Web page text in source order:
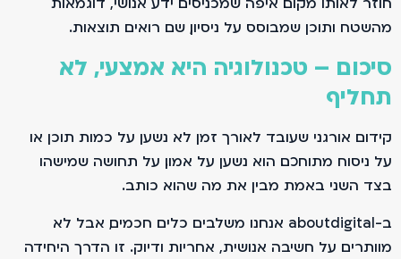
מהשטח ותוכן שמבוסס על ניסיון, שם רואים תוצאות.
סיכום – טכנולוגיה היא אמצעי, לא
תחליף
קידום אורגני שעובד לאורך זמן לא נשען על כמות תוכן או
על ניסוח מתוחכם. הוא נשען על אמון. על תחושה שמישהו
בצד השני באמת מבין את מה שהוא כותב.
ב-aboutdigital אנחנו משלבים כלים חכמים, אבל לא
מוותרים על חשיבה אנושית, אחריות ודיוק. זו הדרך היחידה